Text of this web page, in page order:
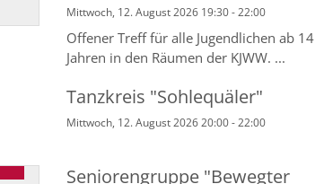
Mittwoch, 12. August 2026 19:30 - 22:00
Offener Treff für alle Jugendlichen ab 14
Jahren in den Räumen der KJWW. ...
Tanzkreis "Sohlequäler"
Mittwoch, 12. August 2026 20:00 - 22:00
Seniorengruppe "Bewegter